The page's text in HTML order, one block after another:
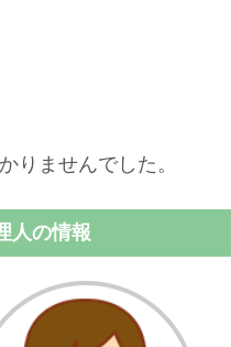
りませんでした。
人の情報